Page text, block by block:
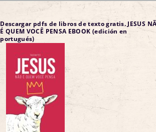
Descargar pdfs de libros de texto gratis. JESUS
É QUEM VOCÊ PENSA EBOOK (edición en
portugués)